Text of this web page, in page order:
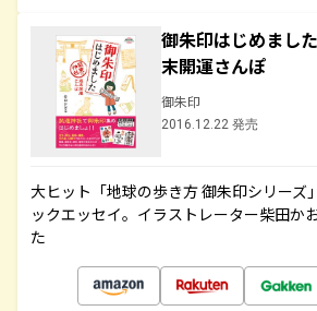
御朱印はじめま
末開運さんぽ
御朱印
2016.12.22 発売
大ヒット「地球の歩き方 御朱印シリーズ
ックエッセイ。イラストレーター柴田か
た